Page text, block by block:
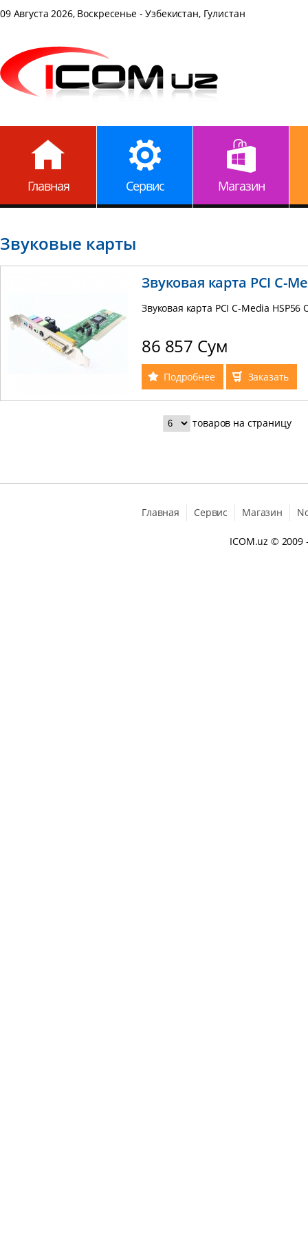
09 Августа 2026, Воскресенье - Узбекистан, Гулистан
Главная Сервис Магазин
Звуковые карты
Звуковая карта PCI C-
Звуковая карта PCI C-Media HSP56
86 857 Сум
Подробнее Заказать
товаров на страницу
Главная Сервис Магазин
ICOM.uz © 2009